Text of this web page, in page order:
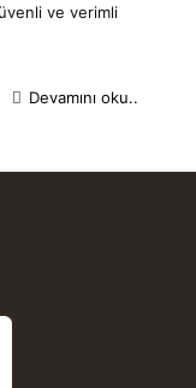
ve verimli
Devamını oku..